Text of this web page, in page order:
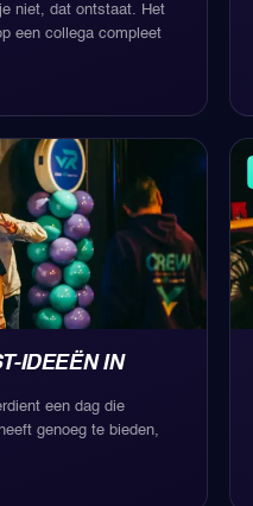
niet, dat ontstaat. Het
een collega compleet
IDEEËN IN
een dag die
genoeg te bieden,